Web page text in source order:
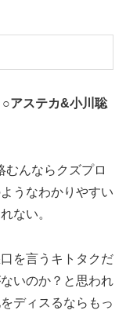
ステカ&小川聡
んならクズプロ
うなわかりやすい
ない。
を言うキトタクだ
いのか？と思われ
ディスるならもっ